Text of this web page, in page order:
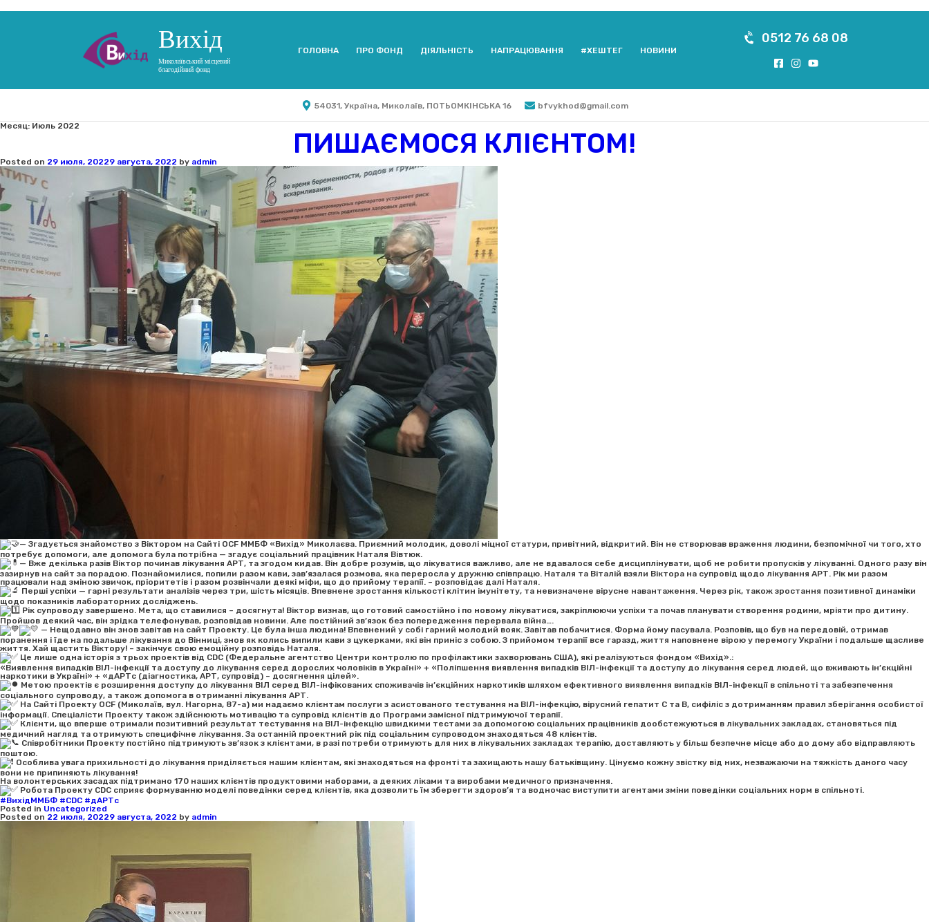
Вихід
Миколаївський місцевий
благодійний фонд
ГОЛОВНА ПРО ФОНД ДІЯЛЬНІСТЬ НАПРАЦЮВАННЯ #ХЕШТЕГ НОВИНИ
0512 76 68 08
54031, Україна, Миколаїв, ПОТЬОМКІНСЬКА 16 bfvykhod@gmail.com
Месяц: Июль 2022
ПИШАЄМОСЯ КЛІЄНТОМ!
Posted on 29 июля, 20229 августа, 2022 by admin
— Згадується знайомство з Віктором на Сайті OCF ММБФ «Вихід» Миколаєва. Приємний молодик, доволі міцної статури, привітний, відкритий. Він не створював враження людини, безпомічної чи того, хто
потребує допомоги, але допомога була потрібна — згадує соціальний працівник Наталя Вівтюк.
— Вже декілька разів Віктор починав лікування АРТ, та згодом кидав. Він добре розумів, що лікуватися важливо, але не вдавалося себе дисциплінувати, щоб не робити пропусків у лікуванні. Одного разу він
зазирнув на сайт за порадою. Познайомилися, попили разом кави, зав’язалася розмова, яка переросла у дружню співпрацю. Наталя та Віталій взяли Віктора на супровід щодо лікування АРТ. Рік ми разом
працювали над зміною звичок, пріоритетів і разом розвінчали деякі міфи, що до прийому терапії. – розповідає далі Наталя.
Перші успіхи — гарні результати аналізів через три, шість місяців. Впевнене зростання кількості клітин імунітету, та невизначене вірусне навантаження. Через рік, також зростання позитивної динаміки
щодо показників лабораторних досліджень.
Рік супроводу завершено. Мета, що ставилися – досягнута! Віктор визнав, що готовий самостійно і по новому лікуватися, закріплюючи успіхи та почав планувати створення родини, мріяти про дитину.
Пройшов деякий час, він зрідка телефонував, розповідав новини. Але постійний зв’язок без попередження перервала війна….
— Нещодавно він знов завітав на сайт Проекту. Це була інша людина! Впевнений у собі гарний молодий вояк. Завітав побачитися. Форма йому пасувала. Розповів, що був на передовій, отримав
поранення і їде на подальше лікування до Вінниці, знов як колись випили кави з цукерками, які він приніс з собою. З прийомом терапії все гаразд, життя наповнене вірою у перемогу України і подальше щасливе
життя. Хай щастить Віктору! – закінчує свою емоційну розповідь Наталя.
Це лише одна історія з трьох проектів від CDC (Федеральне агентство Центри контролю по профілактики захворювань США), які реалізуються фондом «Вихід».:
«Виявлення випадків ВІЛ-інфекції та доступу до лікування серед дорослих чоловіків в Україні» + «Поліпшення виявлення випадків ВІЛ-інфекції та доступу до лікування серед людей, що вживають ін’єкційні
наркотики в Україні» + «дАРТс (діагностика, АРТ, супровід) – досягнення цілей».
Метою проектів є розширення доступу до лікування ВІЛ серед ВІЛ-інфікованих споживачів ін’єкційних наркотиків шляхом ефективного виявлення випадків ВІЛ-інфекції в спільноті та забезпечення
соціального супроводу, а також допомога в отриманні лікування АРТ.
На Сайті Проекту OCF (Миколаїв, вул. Нагорна, 87-а) ми надаємо клієнтам послуги з асистованого тестування на ВІЛ-інфекцію, вірусний гепатит С та В, сифіліс з дотриманням правил зберігання особистої
інформації. Спеціалісти Проекту також здійснюють мотивацію та супровід клієнтів до Програми замісної підтримуючої терапії.
Клієнти, що вперше отримали позитивний результат тестування на ВІЛ-інфекцію швидкими тестами за допомогою соціальних працівників дообстежуються в лікувальних закладах, становяться під
медичний нагляд та отримують специфічне лікування. За останній проектний рік під соціальним супроводом знаходяться 48 клієнтів.
Співробітники Проекту постійно підтримують зв’язок з клієнтами, в разі потреби отримують для них в лікувальних закладах терапію, доставляють у більш безпечне місце або до дому або відправляють
поштою.
Особлива увага прихильності до лікування приділяється нашим клієнтам, які знаходяться на фронті та захищають нашу батьківщину. Цінуємо кожну звістку від них, незважаючи на тяжкість даного часу
вони не припиняють лікування!
На волонтерських засадах підтримано 170 наших клієнтів продуктовими наборами, а деяких ліками та виробами медичного призначення.
Робота Проекту CDC сприяє формуванню моделі поведінки серед клієнтів, яка дозволить їм зберегти здоров’я та водночас виступити агентами зміни поведінки соціальних норм в спільноті.
#ВихідММБФ #CDC #дАРТс
Posted in Uncategorized
Posted on 22 июля, 20229 августа, 2022 by admin